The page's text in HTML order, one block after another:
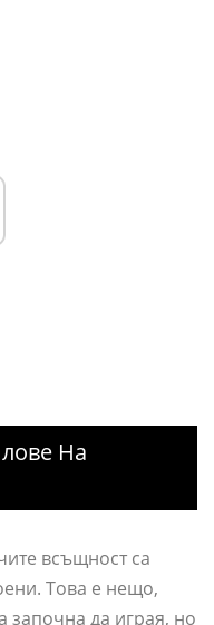
На
всъщност са
Това е нещо,
започна да играя, но